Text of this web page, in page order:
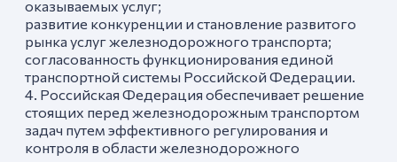
оказываемых услуг;
развитие конкуренции и становление развитого
рынка услуг железнодорожного транспорта;
согласованность функционирования единой
транспортной системы Российской Федерации.
4. Российская Федерация обеспечивает решение
стоящих перед железнодорожным транспортом
задач путем эффективного регулирования и
контроля в области железнодорожного